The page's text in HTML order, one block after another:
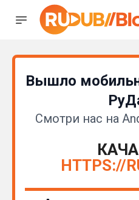
Вышло
Смотри нас на
HTTPS://